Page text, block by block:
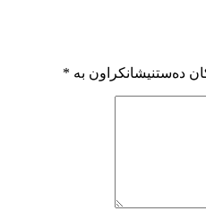
دەستنیشانکراون بە *